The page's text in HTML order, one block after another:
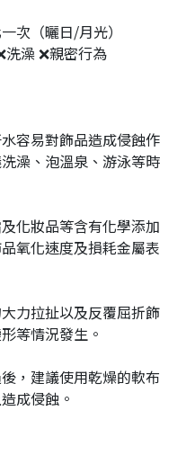
次（曬日/月光）
洗澡 ❌親密行為
容易對飾品造成侵蝕作
澡、泡溫泉、游泳等時
化妝品等含有化學添加
氧化速度及損耗金屬表
力拉扯以及反覆屈折飾
等情況發生。
，建議使用乾燥的軟布
成侵蝕。